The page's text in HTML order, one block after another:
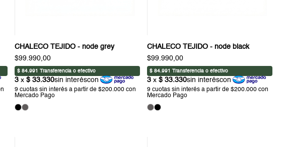
CHALECO TEJIDO - node grey
$99.990,00
CHALECO TEJIDO - node black
$99.990,00